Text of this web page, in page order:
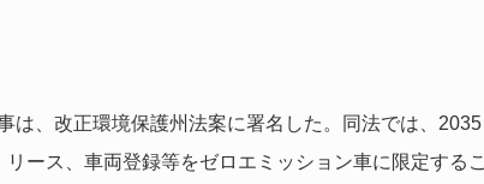
は、改正環境保護州法案に署名した。同法では、2035
ース、車両登録等をゼロエミッション車に限定するこ